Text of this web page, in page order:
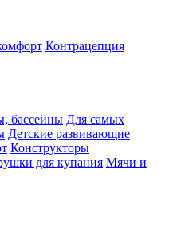
Контрацепция
бассейны Для самых
Детские развивающие
Конструкторы
для купания Мячи и